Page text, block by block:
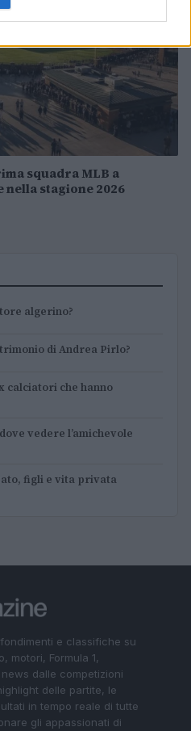
squadra MLB a
stagione 2026
algerino?
di Andrea Pirlo?
calciatori che hanno
vedere l’amichevole
figli e vita privata
e classifiche su
motori, Formula 1,
dalle competizioni
delle partite, le
in tempo reale di tutte
gli appassionati di